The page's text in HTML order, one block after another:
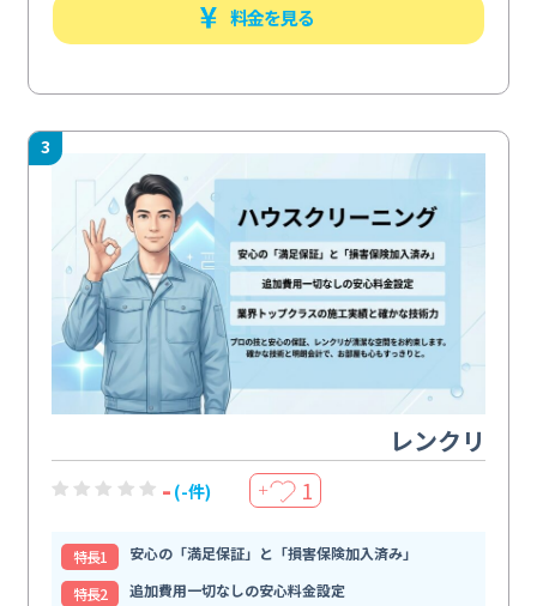
料金を見る
3
レンクリ
- (-件) ＋ 1
特⻑1
安心の「満足保証」と「損害保険加入済み」
特⻑2
追加費用一切なしの安心料金設定